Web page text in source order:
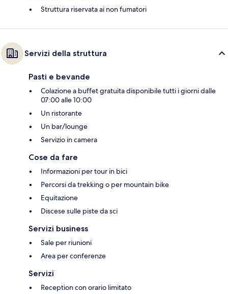
Struttura riservata ai non fumatori
Servizi della struttura
Pasti e bevande
Colazione a buffet gratuita disponibile tutti i giorni dalle
07:00 alle 10:00
Un ristorante
Un bar/lounge
Servizio in camera
Cose da fare
Informazioni per tour in bici
Percorsi da trekking o per mountain bike
Equitazione
Discese sulle piste da sci
Servizi business
Sale per riunioni
Area per conferenze
Servizi
Reception con orario limitato